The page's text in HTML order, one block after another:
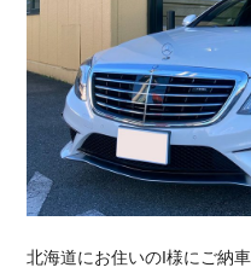
採用情報
北海道にお住いのI様にご納